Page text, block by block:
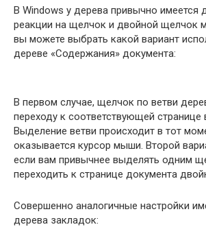
В Windows у дерева привычно имеется
реакции на щелчок и двойной щелчок
вы можете выбрать какой вариант
дереве «Содержания» документа:
В первом случае, щелчок по ветви
переходу к соответствующей странице
Выделение ветви происходит в тот
оказывается курсор мыши. Второй
если вам привычнее выделять одним
переходить к странице документа
Совершенно аналогичные настройки
дерева закладок: